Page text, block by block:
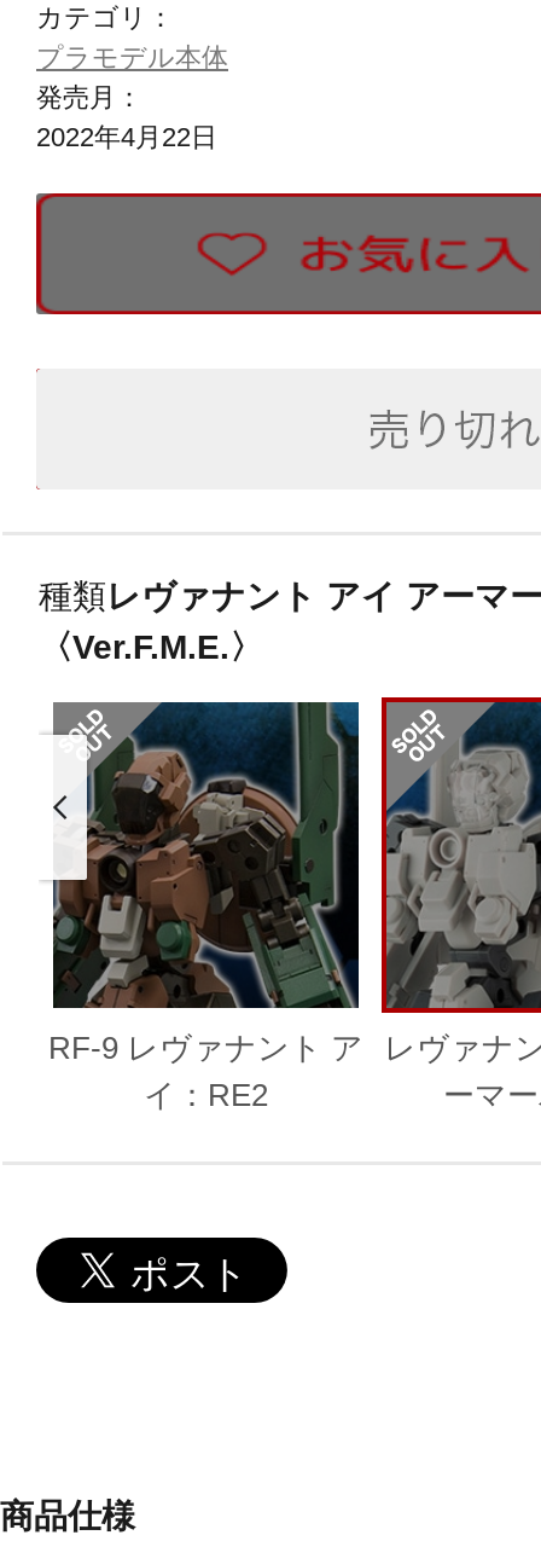
カテゴリ：
プラモデル本体
発売月：
2022年4月22日
種類レヴァナント アイ アーマ
〈Ver.F.M.E.〉
RF-9 レヴァナント ア
イ：RE2
レヴァナ
ーマ
商品仕様